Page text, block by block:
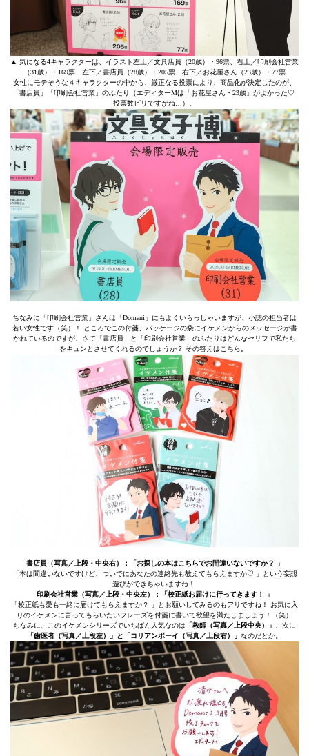
▲ 気になる4キャラクターは、イラスト左上／文具店員（20歳）・96票、右上／印刷会社営業
（31歳）・169票、左下／書店員（28歳）・205票、右下／お花屋さん（23歳）・77票
女性にモテそうな４キャラクターの中から、厳正なる投票により、商品化が決定したのが、
「書店員」「印刷会社営業」のふたり（エディターMは「お花屋さん・23歳」がよかった♡
投票数ビリですがね…）。
ちなみに「印刷会社営業」さんは「Domani」にもよくいらっしゃいますが、小誌の担当者は
若い女性です（笑）！ ところでこの付箋、パッケージの袋にイケメンからのメッセージが書
かれているのですが、さて「書店員」と「印刷会社営業」のふたりはどんなセリフで私たち
をキュンとさせてくれるのでしょうか？ その答えはこちら。
書店員（写真／上段・中央右）：「お探しの本はこちらでお間違いないですか？ 」
「本は間違いないですけど、ついでにあなたの連絡先も教えてもらえますか♡ 」という妄想
遊びができちゃいますね！
印刷会社営業（写真／上段・中央左）：「校正紙お届けに行ってきます！ 」
「校正紙も愛も一緒に届けてもらえますか？ 」とお願いしてみるのもアリですね！ お気に入
りのイケメンに言ってもらいたいフレーズを付箋に書いて欲望を満たしましょう！（笑）
ちなみに、このイケメンシリーズでいちばん人気なのは 「教師（写真／上段中央）」 、次に
「歯医者（写真／上段左）」と 「コリアンボーイ（写真／上段右）」 なのだとか。